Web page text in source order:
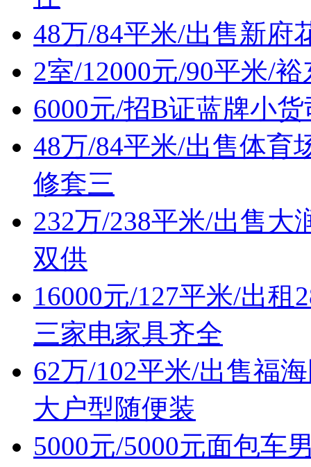
48万/84平米/出售新府
2室/12000元/90平米/
6000元/招B证蓝牌小
48万/84平米/出售体育
修套三
232万/238平米/出售大
双供
16000元/127平米/出
三家电家具齐全
62万/102平米/出售福
大户型随便装
5000元/5000元面包车